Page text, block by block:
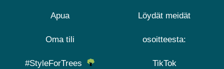
Apua
Oma tili
#StyleForTrees
Löydät meidät
osoitteesta:
TikTok